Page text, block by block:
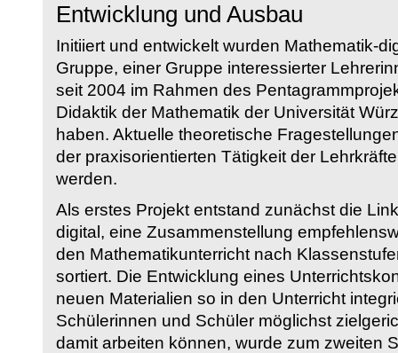
Entwicklung und Ausbau
Initiiert und entwickelt wurden Mathematik-
Gruppe, einer Gruppe interessierter
seit 2004 im Rahmen des
Didaktik der Mathematik der Universität
haben. Aktuelle theoretische
der praxisorientierten Tätigkeit der
werden.
Als erstes Projekt entstand zunächst die
digital, eine Zusammenstellung
den Mathematikunterricht nach
sortiert. Die Entwicklung eines
neuen Materialien so in den Unterricht
Schülerinnen und Schüler möglichst
damit arbeiten können, wurde zum zweiten